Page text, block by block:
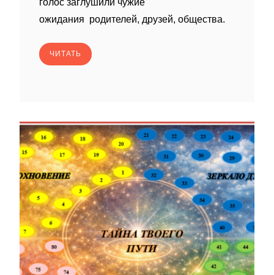
голос заглушили чужие
ожидания родителей, друзей, общества.
ЧИТАТЬ